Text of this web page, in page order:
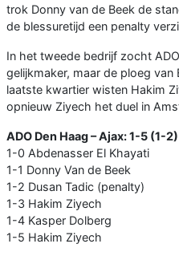
trok Donny van de Beek de
de blessuretijd een penalty
In het tweede bedrijf zocht
gelijkmaker, maar de ploeg
laatste kwartier wisten Hakim
opnieuw Ziyech het duel in
ADO Den Haag – Ajax: 1-5 (1-2)
1-0 Abdenasser El Khayati
1-1 Donny Van de Beek
1-2 Dusan Tadic (penalty)
1-3 Hakim Ziyech
1-4 Kasper Dolberg
1-5 Hakim Ziyech